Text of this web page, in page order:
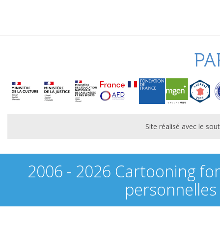
Site réalisé avec le
2006 - 2026 Cartooning
personnelles